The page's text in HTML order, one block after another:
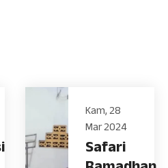
Kam, 28
Mar 2024
Safari